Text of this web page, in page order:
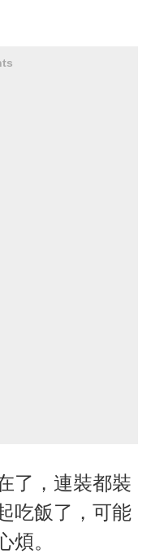
了，連裝都裝
吃飯了，可能
煩。